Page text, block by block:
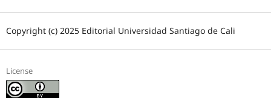
Copyright (c) 2025 Editorial Universidad Santiago de Cali
License